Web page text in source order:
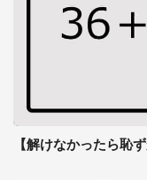
【解けなかったら恥